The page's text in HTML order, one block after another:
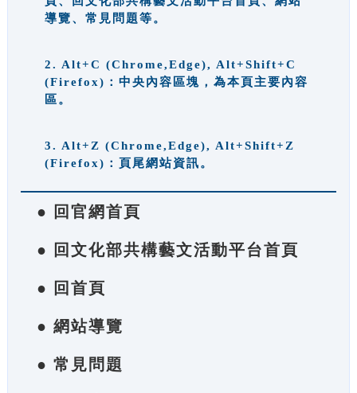
導覽、常見問題等。
2. Alt+C (Chrome,Edge), Alt+Shift+C
(Firefox)：中央內容區塊，為本頁主要內容
區。
3. Alt+Z (Chrome,Edge), Alt+Shift+Z
(Firefox)：頁尾網站資訊。
● 回官網首頁
● 回文化部共構藝文活動平台首頁
● 回首頁
● 網站導覽
● 常見問題